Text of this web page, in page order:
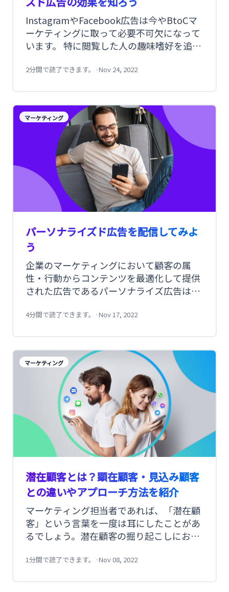
InstagramやFacebook広告は今やBtoCマ
ーケティングに取って必要不可欠になって
います。 特に閲覧した人の趣味嗜好を追い
るリターゲティング広告は広告の中でも効
であればクリックすると言われています。
このような広告は個人の閲覧履歴をサード
パーティークッキーを使ってトラックして
運用されています。しかし、サードパーテ
ィークッキーは2022年以降利用ができなる
と言われています。
2分間で読了できます。 ·Nov 24, 2022
マーケティング
パーソナライズド広告を配信してみよ
う
企業のマーケティングにおいて顧客の属
性・行動からコンテンツを最適化して提供
された広告であるパーソナライズ広告は販
それだけでなく、顧客からしても自分が興
ります。 本記事ではパーソナライズされた
広告を当社のサービスで作成したメルマガ
やSMSを効果的に配信する方法をご紹介し
4分間で読了できます。 ·Nov 17, 2022
マーケティング
潜在顧客とは？顕在顧客・見込み顧客
との違いやアプローチ方法を紹介
マーケティング担当者であれば、「潜在顧
客」という言葉を一度は耳にしたことがあ
るでしょう。潜在顧客の掘り起こしにおい
が重要です。この記事では、潜在顧客につ
1分間で読了できます。 ·Nov 08, 2022